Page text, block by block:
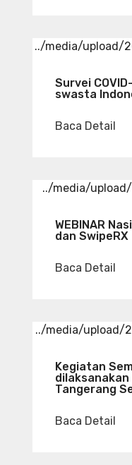
../media/upload/
Survei
swasta
Baca Detail
../media/
WEBINAR
dan SwipeRX
Baca Detail
../media/upload/
Kegiatan
Tangerang
Baca Detail